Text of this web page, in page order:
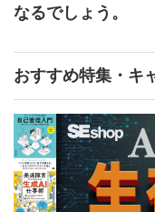
なるでしょう。
おすすめ特集・キ